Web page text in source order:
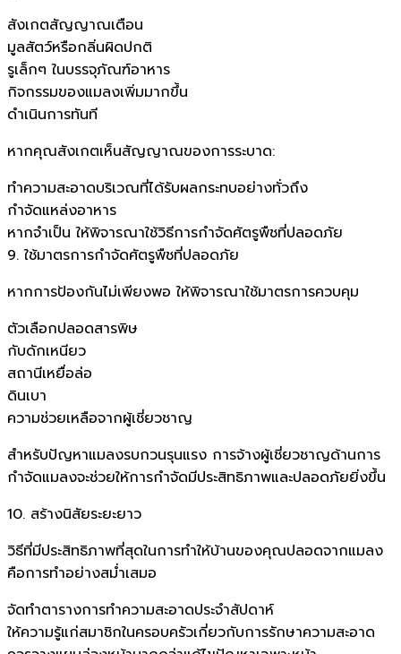
สังเกตสัญญาณเตือน
มูลสัตว์หรือกลิ่นผิดปกติ
รูเล็กๆ ในบรรจุภัณฑ์อาหาร
กิจกรรมของแมลงเพิ่มมากขึ้น
ดำเนินการทันที
หากคุณสังเกตเห็นสัญญาณของการระบาด:
ทำความสะอาดบริเวณที่ได้รับผลกระทบอย่างทั่วถึง
กำจัดแหล่งอาหาร
หากจำเป็น ให้พิจารณาใช้วิธีการกำจัดศัตรูพืชที่ปลอดภัย
9. ใช้มาตรการกำจัดศัตรูพืชที่ปลอดภัย
หากการป้องกันไม่เพียงพอ ให้พิจารณาใช้มาตรการควบคุม
ตัวเลือกปลอดสารพิษ
กับดักเหนียว
สถานีเหยื่อล่อ
ดินเบา
ความช่วยเหลือจากผู้เชี่ยวชาญ
สำหรับปัญหาแมลงรบกวนรุนแรง การจ้างผู้เชี่ยวชาญด้านการ
กำจัดแมลงจะช่วยให้การกำจัดมีประสิทธิภาพและปลอดภัยยิ่งขึ้น
10. สร้างนิสัยระยะยาว
วิธีที่มีประสิทธิภาพที่สุดในการทำให้บ้านของคุณปลอดจากแมลง
คือการทำอย่างสม่ำเสมอ
จัดทำตารางการทำความสะอาดประจำสัปดาห์
ให้ความรู้แก่สมาชิกในครอบครัวเกี่ยวกับการรักษาความสะอาด